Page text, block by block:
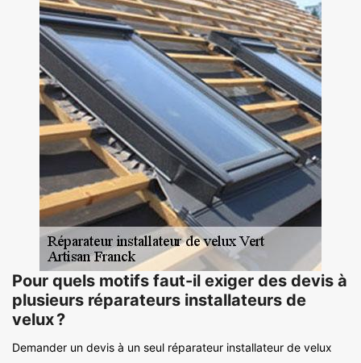
Pour quels motifs faut-il exiger des devis à
plusieurs réparateurs installateurs de
velux ?
Demander un devis à un seul réparateur installateur de velux